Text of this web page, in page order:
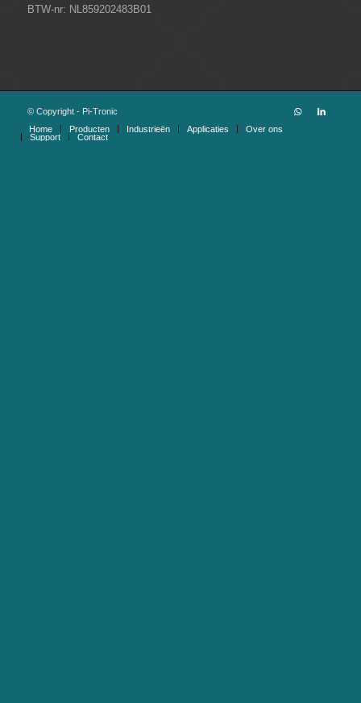
BTW-nr: NL859202483B01
© Copyright - Pi-Tronic
Home
Producten Industrieën Applicaties
Over ons
Support
Contact